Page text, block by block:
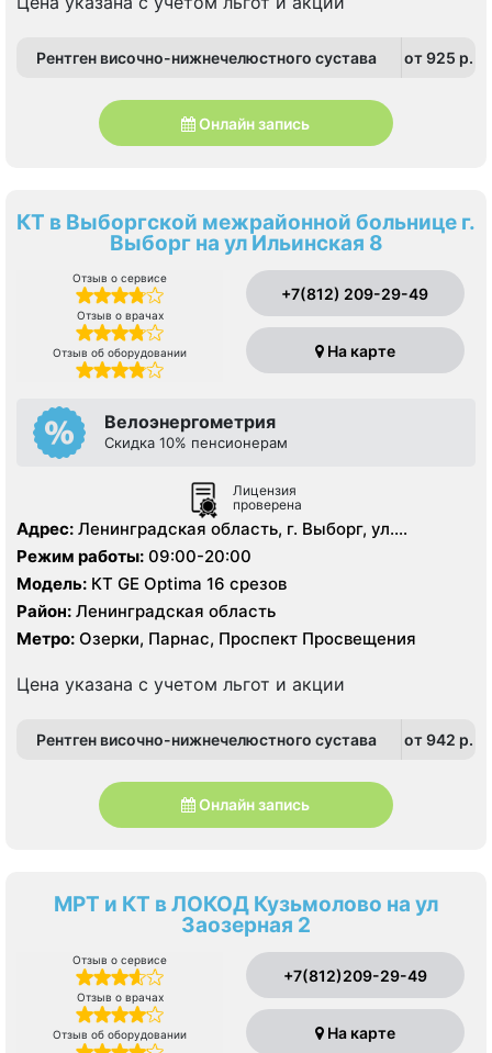
Рентген височно-нижнечелюстного сустава от 925 p.
Онлайн запись
КТ в Выборгской межрайонной больнице г.
Выборг на ул Ильинская 8
Отзыв о сервисе
Отзыв о врачах
Отзыв об оборудовании
+7(812) 209-29-49
На карте
Велоэнергометрия
Скидка 10% пенсионерам
Лицензия
проверена
Адрес: Ленинградская область, г. Выборг, ул.
Ильинская, д.8.
Режим работы: 09:00-20:00
Модель: КТ GE Optima 16 срезов
Район: Ленинградская область
Метро: Озерки, Парнас, Проспект Просвещения
Цена указана с учетом льгот и акции
Рентген височно-нижнечелюстного сустава от 942 p.
Онлайн запись
МРТ и КТ в ЛОКОД Кузьмолово на ул
Заозерная 2
Отзыв о сервисе
Отзыв о врачах
Отзыв об оборудовании
+7(812)209-29-49
На карте